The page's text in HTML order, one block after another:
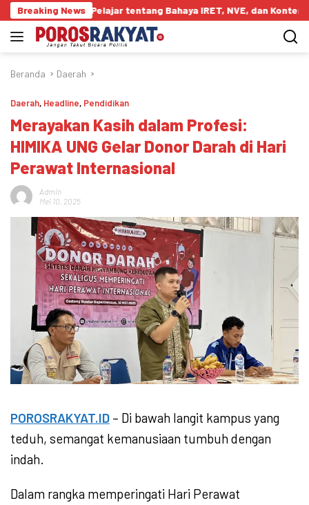
Langsung
ke
konten
Breaking News
Pelajar tentang Bahaya IRET, NVE, dan Konten True Crime
Beranda Daerah
Daerah, Headline, Pendidikan
Merayakan Kasih dalam Profesi:
HIMIKA UNG Gelar Donor Darah di Hari
Perawat Internasional
Admin
Mei 10, 2025
POROSRAKYAT.ID – Di bawah langit kampus yang
teduh, semangat kemanusiaan tumbuh dengan
indah.
Dalam rangka memperingati Hari Perawat